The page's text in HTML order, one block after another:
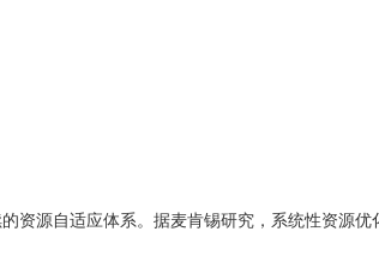
资源自适应体系。据麦肯锡研究，系统性资源优